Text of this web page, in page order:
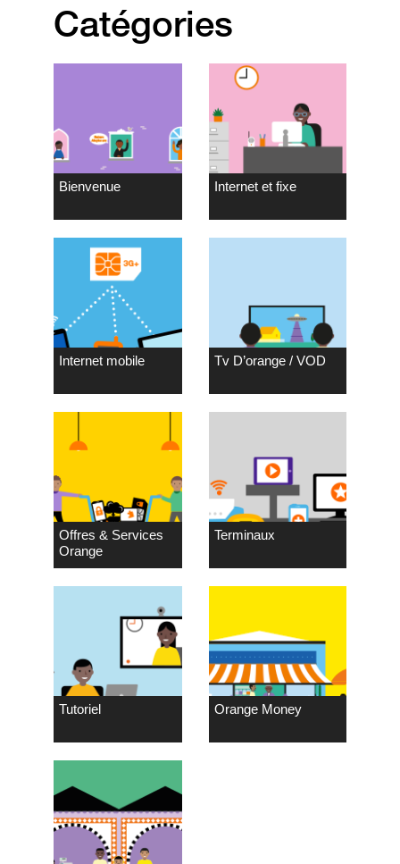
Catégories
Bienvenue Internet et fixe
Internet mobile Tv D’orange / VOD
Offres & Services
Orange
Terminaux
Tutoriel Orange Money